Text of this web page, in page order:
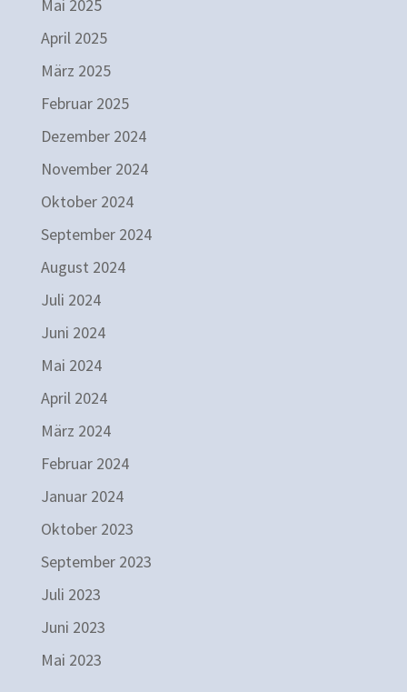
Mai 2025
April 2025
März 2025
Februar 2025
Dezember 2024
November 2024
Oktober 2024
September 2024
August 2024
Juli 2024
Juni 2024
Mai 2024
April 2024
März 2024
Februar 2024
Januar 2024
Oktober 2023
September 2023
Juli 2023
Juni 2023
Mai 2023